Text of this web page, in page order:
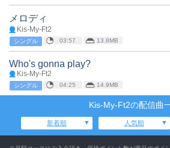
メロディ
Kis-My-Ft2
シングル 03:57 13.8MB
Who's gonna play?
Kis-My-Ft2
シングル 04:25 14.9MB
Kis-My-Ft2の配信曲
新着順 人気順